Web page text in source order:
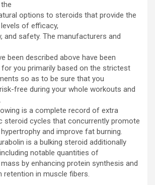
options to steroids that provide the
of efficacy,
and safety. The manufacturers and
been described above have been
you primarily based on the strictest
so as to be sure that you
free during your whole workouts and
is a complete record of extra
steroid cycles that concurrently promote
and improve fat burning.
is a bulking steroid additionally
notable quantities of
by enhancing protein synthesis and
retention in muscle fibers.